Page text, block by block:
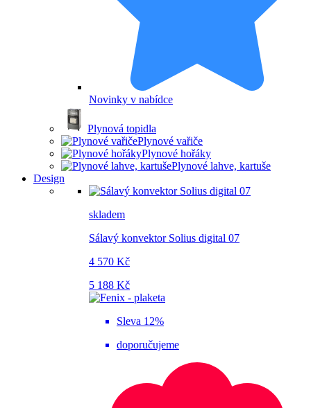
Novinky v nabídce
Plynová topidla
Plynové vařiče
Plynové hořáky
Plynové lahve, kartuše
Design
skladem
Sálavý konvektor Solius digital 07
4 570 Kč
5 188 Kč
Sleva 12%
doporučujeme